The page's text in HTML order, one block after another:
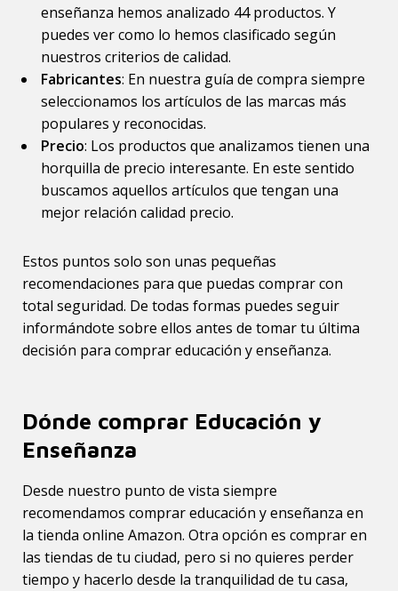
enseñanza hemos analizado 44 productos. Y
puedes ver como lo hemos clasificado según
nuestros criterios de calidad.
Fabricantes: En nuestra guía de compra siempre
seleccionamos los artículos de las marcas más
populares y reconocidas.
Precio: Los productos que analizamos tienen una
horquilla de precio interesante. En este sentido
buscamos aquellos artículos que tengan una
mejor relación calidad precio.
Estos puntos solo son unas pequeñas
recomendaciones para que puedas comprar con
total seguridad. De todas formas puedes seguir
informándote sobre ellos antes de tomar tu última
decisión para comprar educación y enseñanza.
Dónde comprar Educación y
Enseñanza
Desde nuestro punto de vista siempre
recomendamos comprar educación y enseñanza en
la tienda online Amazon. Otra opción es comprar en
las tiendas de tu ciudad, pero si no quieres perder
tiempo y hacerlo desde la tranquilidad de tu casa,